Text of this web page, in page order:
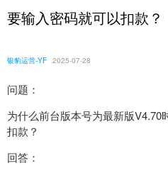
要输入密码就可以扣款？
银豹运营-YF 2025-07-28
问题：
为什么前台版本号为最新版V4.70
扣款？
回答：